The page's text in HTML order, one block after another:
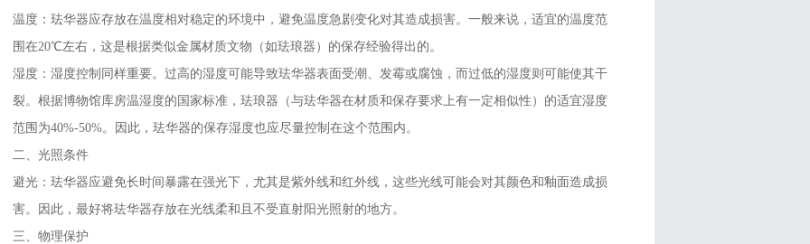
温度：珐华器应存放在温度相对稳定的环境中，避免温度急剧变化对其造成损害。一般来说，适宜的温度范
围在20℃左右，这是根据类似金属材质文物（如珐琅器）的保存经验得出的。
湿度：湿度控制同样重要。过高的湿度可能导致珐华器表面受潮、发霉或腐蚀，而过低的湿度则可能使其干
裂。根据博物馆库房温湿度的国家标准，珐琅器（与珐华器在材质和保存要求上有一定相似性）的适宜湿度
范围为40%-50%。因此，珐华器的保存湿度也应尽量控制在这个范围内。
二、光照条件
避光：珐华器应避免长时间暴露在强光下，尤其是紫外线和红外线，这些光线可能会对其颜色和釉面造成损
害。因此，最好将珐华器存放在光线柔和且不受直射阳光照射的地方。
三、物理保护